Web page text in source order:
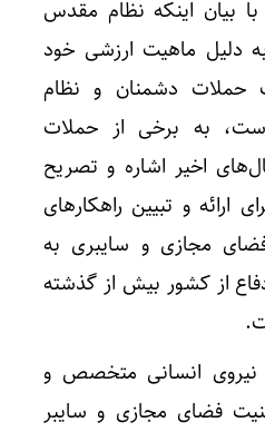
بیان اینکه نظام مقدس
دلیل ماهیت ارزشی خود
حملات دشمنان و نظام
است، به برخی از حملات
اخیر اشاره و تصریح
ارائه و تبیین راهکارهای
مجازی و سایبری به
از کشور بیش از گذشته
نیروی انسانی متخصص و
فضای مجازی و سایبر